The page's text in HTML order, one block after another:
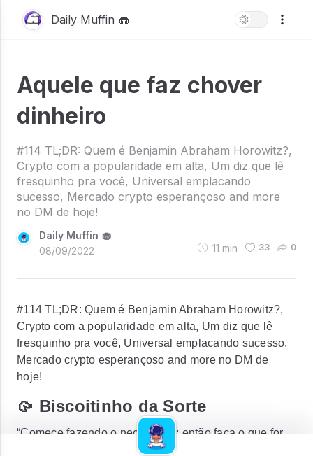
Daily Muffin 🧁
Aquele que faz chover
dinheiro
#114 TL;DR: Quem é Benjamin Abraham Horowitz?,
Crypto com a popularidade em alta, Um diz que lê
fresquinho pra você, Universal emplacando
sucesso, Mercado crypto esperançoso and more
no DM de hoje!
Daily Muffin 🧁
08/09/2022
11 min 33 0
#114 TL;DR: Quem é Benjamin Abraham Horowitz?,
Crypto com a popularidade em alta, Um diz que lê
fresquinho pra você, Universal emplacando sucesso,
Mercado crypto esperançoso and more no DM de
hoje!
🥠 Biscoitinho da Sorte
“Comece fazendo o necessário; então faça o que for
possível; e de repente você está fazendo o